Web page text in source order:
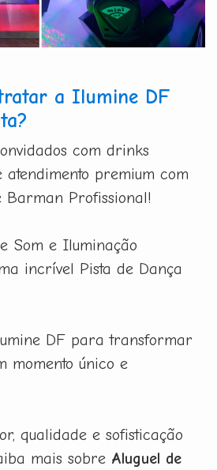
a Ilumine DF
com drinks
atendimento premium com
Barman Profissional!
Som e Iluminação
incrível Pista de Dança
DF para transformar
momento único e
qualidade e sofisticação
mais sobre Aluguel de